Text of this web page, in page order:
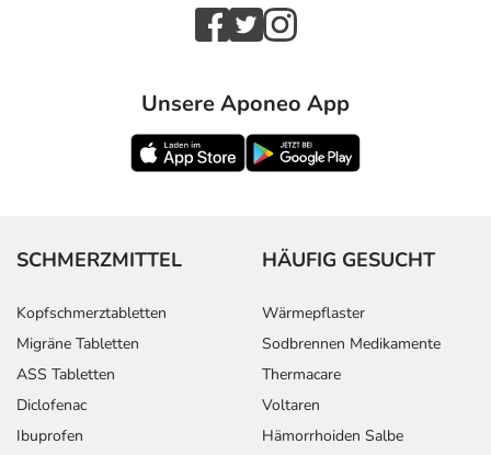
Unsere Aponeo App
SCHMERZMITTEL
Kopfschmerztabletten
Migräne Tabletten
ASS Tabletten
Diclofenac
Ibuprofen
HÄUFIG GESUCHT
Wärmepflaster
Sodbrennen Medikamente
Thermacare
Voltaren
Hämorrhoiden Salbe